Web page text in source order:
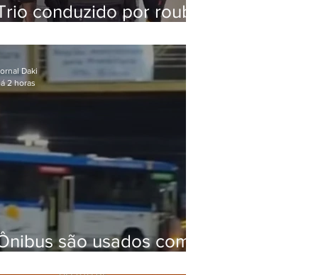
conduzido por roubo
37 passagens
são usados como
Daki
2 horas